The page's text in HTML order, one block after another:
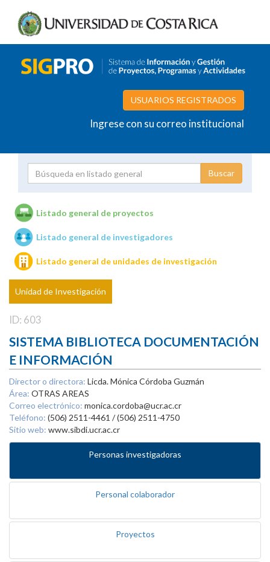
USUARIOS REGISTRADOS
Ingrese con su correo institucional
Unidades de investigación
Listado general de proyectos
Listado general de investigadores
Listado general de unidades de investigación
Unidad de Investigación
ID: 603
SISTEMA BIBLIOTECA DOCUMENTACIÓN
E INFORMACIÓN
Director o directora: Licda. Mónica Córdoba Guzmán
Área: OTRAS AREAS
Correo electrónico: monica.cordoba@ucr.ac.cr
Teléfono: (506) 2511-4461 / (506) 2511-4750
Sitio web: www.sibdi.ucr.ac.cr
Personas investigadoras
Personal colaborador
Proyectos